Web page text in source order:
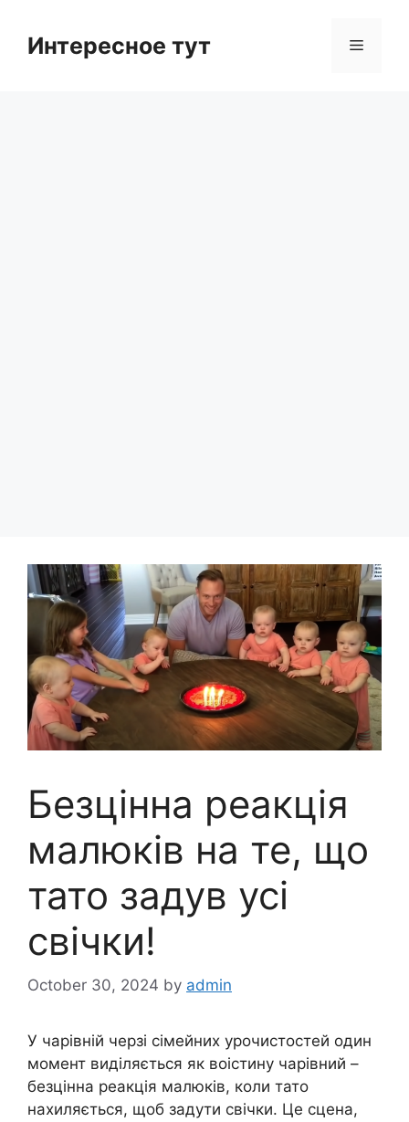
contentИнтересное тут Menu
Безцінна реакція
малюків на те, що
тато задув усі
свічки!
October 30, 2024 by admin
У чарівній черзі сімейних урочистостей один
момент виділяється як воістину чарівний –
безцінна реакція малюків, коли тато
нахиляється, щоб задути свічки. Це сцена,